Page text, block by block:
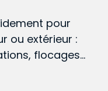
pour
ou extérieur :
flocages…